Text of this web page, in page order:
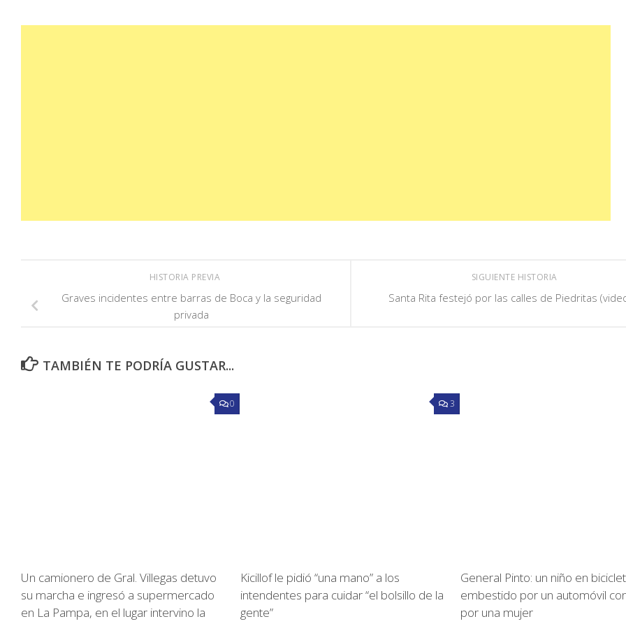
SIGUIENTE HISTORIA
Santa Rita festejó por las calles de Piedritas
HISTORIA PREVIA
Graves incidentes entre barras de Boca y la seguridad
privada
TAMBIÉN TE PODRÍA GUSTAR...
0
Un camionero de Gral. Villegas detuvo
su marcha e ingresó a supermercado
en La Pampa, en el lugar intervino la
3
Kicillof le pidió “una mano” a los
intendentes para cuidar “el bolsillo de la
gente”
General Pinto: un niño en
embestido por un automóvil
por una mujer